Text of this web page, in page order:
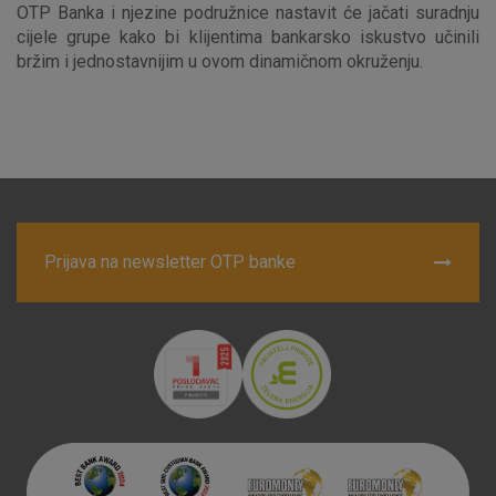
OTP Banka i njezine podružnice nastavit će jačati suradnju
cijele grupe kako bi klijentima bankarsko iskustvo učinili
bržim i jednostavnijim u ovom dinamičnom okruženju.
Prijava na newsletter OTP banke
Nužni kolačići
Analitički kolačići
Marketinški kolačići
Nužni (tehnički) kolačići - uvijek aktivni
ne mogu se isključiti u našim sustavima. Uobičajeno se
postavljaju kao odgovor na vaše radnje koje uključuju zahtjev
za uslugama, kao što su postavke kolačića. Svoj preglednik
možete postaviti da blokira te kolačiće ili pošalje upozorenje
o njima, ali u tom slučaju neki dijelovi stranice neće raditi. Ti
kolačići ne pohranjuju nikakve informacije koje bi vas mogle
identificirati.